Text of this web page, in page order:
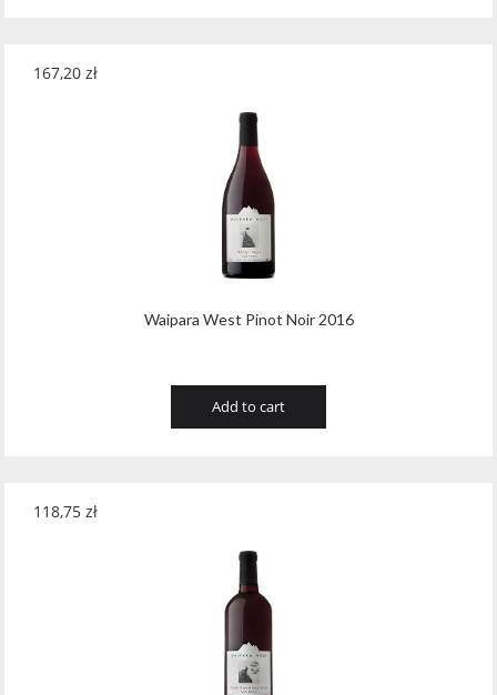
Waipara West Pinot Noir 2016
167,20 zł
Add to cart
118,75 zł